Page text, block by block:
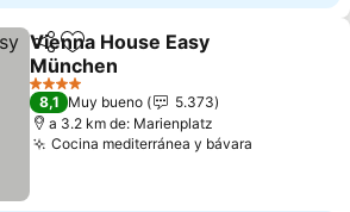
CompartirAgregar a favoritos
Vienna House Easy
München
4 Estrellas
8,1 Muy bueno
5.373
a 3.2 km de: Marienplatz
Cocina mediterránea y bávara